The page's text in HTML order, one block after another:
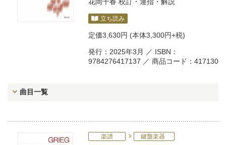
立ち読み
定価3,630円 (本体3,300円+税)
発行：2025年3月 ／ ISBN：
9784276417137 ／ 商品コード：417130
曲目一覧
楽譜 鍵盤楽器